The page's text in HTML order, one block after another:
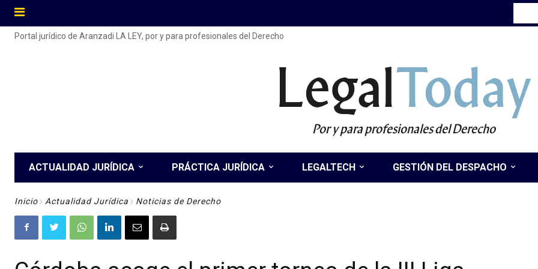
Portal jurídico de Aranzadi LA LEY, por y para profesionales del Derecho
LegalToday
Por y para profesionales del Derecho
ACTUALIDAD JURÍDICA PRÁCTICA JURÍDICA LEGALTECH GESTIÓN DEL DESPACHO
Inicio Actualidad Jurídica Noticias de Derecho